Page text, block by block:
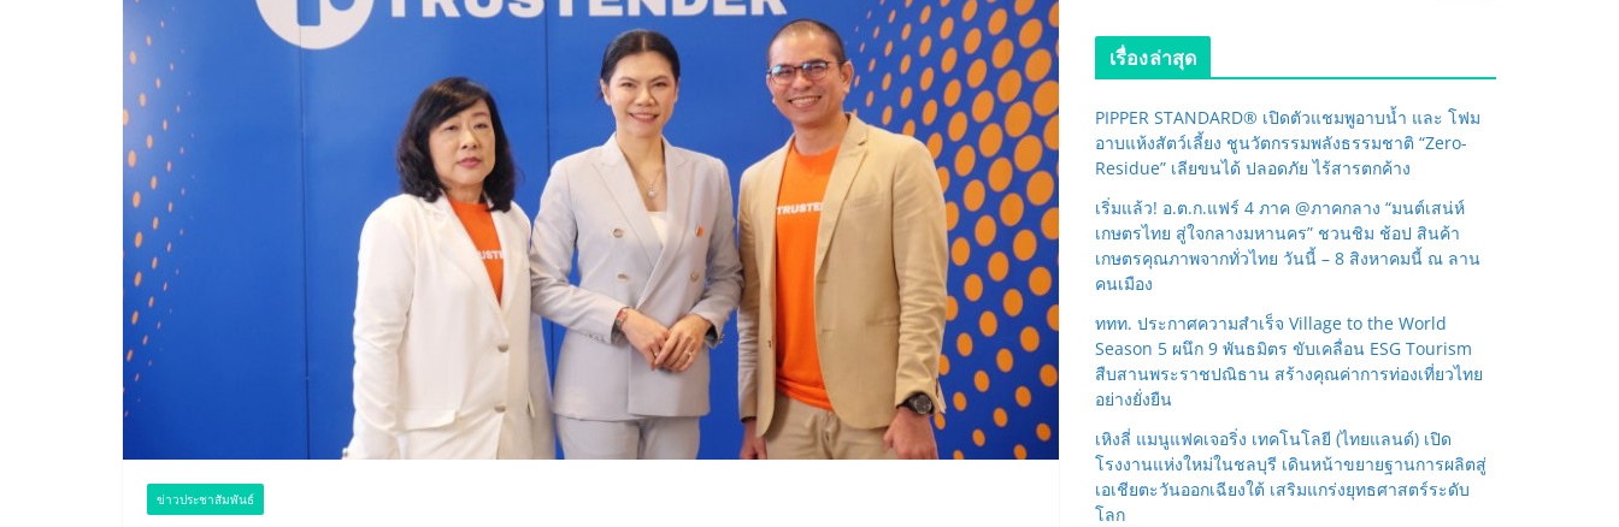
ข่าวประชาสัมพันธ์
เรื่องล่าสุด
PIPPER STANDARD® เปิดตัวแชมพูอาบน้ำ และ โฟม
อาบแห้งสัตว์เลี้ยง ชูนวัตกรรมพลังธรรมชาติ “Zero-
Residue” เลียขนได้ ปลอดภัย ไร้สารตกค้าง
เริ่มแล้ว! อ.ต.ก.แฟร์ 4 ภาค @ภาคกลาง “มนต์เสน่ห์
เกษตรไทย สู่ใจกลางมหานคร” ชวนชิม ช้อป สินค้า
เกษตรคุณภาพจากทั่วไทย วันนี้ – 8 สิงหาคมนี้ ณ ลาน
คนเมือง
ททท. ประกาศความสำเร็จ Village to the World
Season 5 ผนึก 9 พันธมิตร ขับเคลื่อน ESG Tourism
สืบสานพระราชปณิธาน สร้างคุณค่าการท่องเที่ยวไทย
อย่างยั่งยืน
เหิงลี่ แมนูแฟคเจอริ่ง เทคโนโลยี (ไทยแลนด์) เปิด
โรงงานแห่งใหม่ในชลบุรี เดินหน้าขยายฐานการผลิตสู่
เอเชียตะวันออกเฉียงใต้ เสริมแกร่งยุทธศาสตร์ระดับ
โลก